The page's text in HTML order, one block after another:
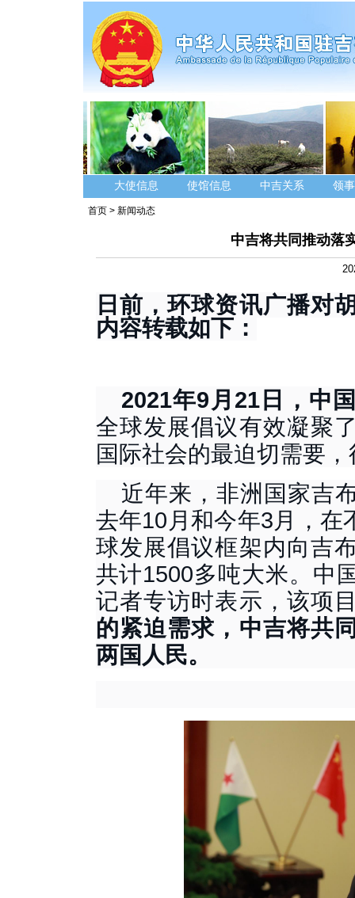
大使信息 使馆信息 中吉关系 领
首页 > 新闻动态
中吉将共同推动落
日前，环球资讯广播对
内容转载如下：
2021年9月21日，中
全球发展倡议有效凝聚
国际社会的最迫切需要
近年来，非洲国家吉
去年10月和今年3月，在
球发展倡议框架内向吉
共计1500多吨大米。中
记者专访时表示，该项
的紧迫需求，中吉将共
两国人民。